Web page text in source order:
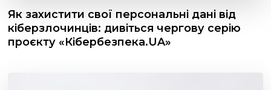
Як захистити свої персональні дані від
кіберзлочинців: дивіться чергову серію
проєкту «Кібербезпека.UA»